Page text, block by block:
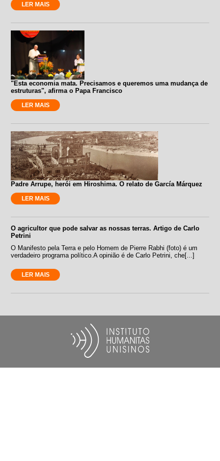
LER MAIS
"Esta economia mata. Precisamos e queremos uma mudança de
estruturas", afirma o Papa Francisco
LER MAIS
Padre Arrupe, herói em Hiroshima. O relato de García Márquez
LER MAIS
O agricultor que pode salvar as nossas terras. Artigo de Carlo
Petrini
O Manifesto pela Terra e pelo Homem de Pierre Rabhi (foto) é um
verdadeiro programa político.A opinião é de Carlo Petrini, che[...]
LER MAIS